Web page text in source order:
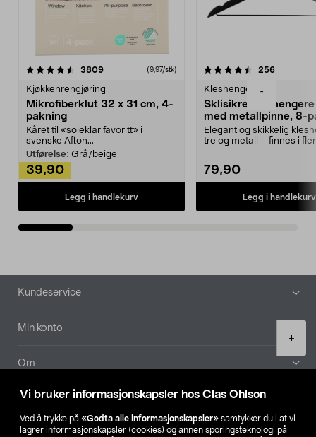
Vi bruker informasjonskapsler hos Clas Ohlson
Ved å trykke på «Godta alle informasjonskapsler» samtykker du i at vi
lagrer informasjonskapsler (cookies) og annen sporingsteknologi på
-
+
3809anmeldelser(9,97/stk)
Kjøkkenrengjøring
Mikrofiberklut 32 x 31 cm, 4-
pakning
Kåret til «soleklar favoritt» i
svenske Afton...
Utførelse: Grå/beige
39,90
Legg i handlekurv
4.5av 5 stjerner 256
Kleshengere
Sklisikre
med metallpinne, 8-
Elegant og skikkelig
tre og metall – finnes i
79,90
Legg i handlekurv
4.5av 5 stjerner
Bunntekst
Kundeservice
Min konto
Om
Aktuelt
Våre selskaper